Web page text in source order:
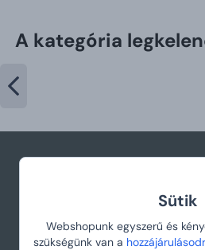
Sütik
Webshopunk egyszerű és
szükségünk van a
A kategória
nyelvű)